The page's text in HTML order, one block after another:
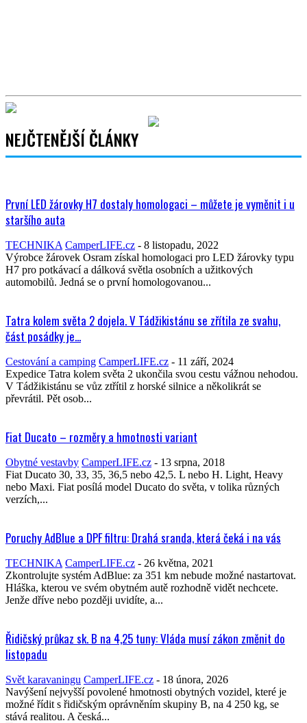
NEJČTENĚJŠÍ ČLÁNKY
První LED žárovky H7 dostaly homologaci – můžete je vyměnit i u
staršího auta
TECHNIKA CamperLIFE.cz - 8 listopadu, 2022
Výrobce žárovek Osram získal homologaci pro LED žárovky typu
H7 pro potkávací a dálková světla osobních a užitkových
automobilů. Jedná se o první homologovanou...
Tatra kolem světa 2 dojela. V Tádžikistánu se zřítila ze svahu,
část posádky je...
Cestování a camping CamperLIFE.cz - 11 září, 2024
Expedice Tatra kolem světa 2 ukončila svou cestu vážnou nehodou.
V Tádžikistánu se vůz ztřítil z horské silnice a několikrát se
převrátil. Pět osob...
Fiat Ducato – rozměry a hmotnosti variant
Obytné vestavby CamperLIFE.cz - 13 srpna, 2018
Fiat Ducato 30, 33, 35, 36,5 nebo 42,5. L nebo H. Light, Heavy
nebo Maxi. Fiat posílá model Ducato do světa, v tolika různých
verzích,...
Poruchy AdBlue a DPF filtru: Drahá sranda, která čeká i na vás
TECHNIKA CamperLIFE.cz - 26 května, 2021
Zkontrolujte systém AdBlue: za 351 km nebude možné nastartovat.
Hláška, kterou ve svém obytném autě rozhodně vidět nechcete.
Jenže dříve nebo později uvidíte, a...
Řidičský průkaz sk. B na 4,25 tuny: Vláda musí zákon změnit do
listopadu
Svět karavaningu CamperLIFE.cz - 18 února, 2026
Navýšení nejvyšší povolené hmotnosti obytných vozidel, které je
možné řídit s řidičským oprávněním skupiny B, na 4 250 kg, se
stává realitou. A česká...